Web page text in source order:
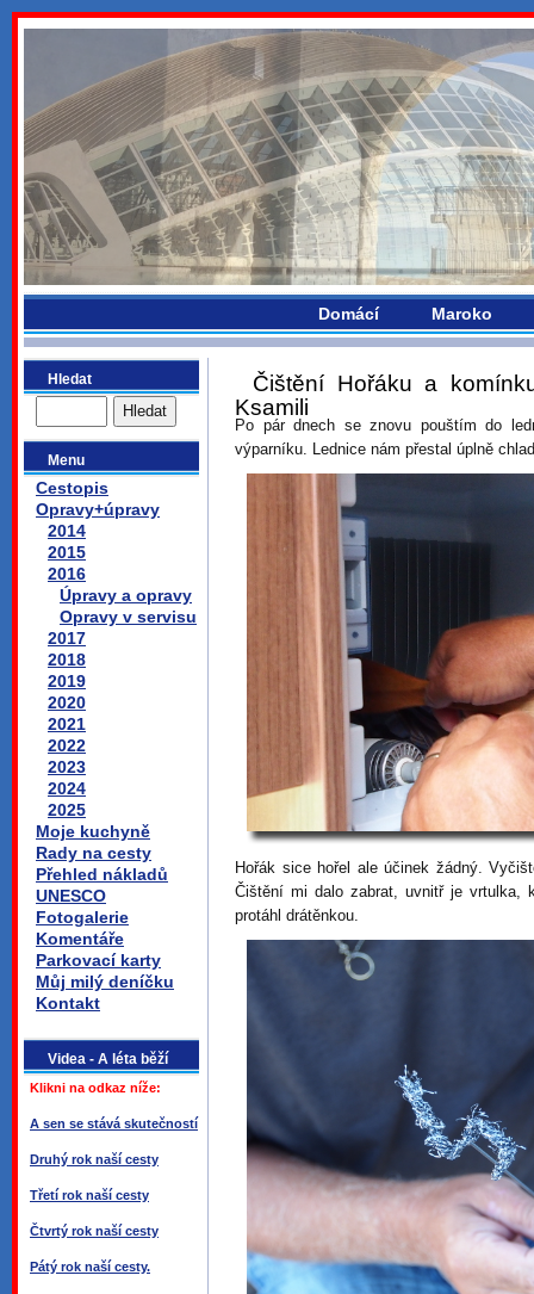
bydlikemevropou.com
Domácí Maroko
Hledat
Menu
Cestopis
Opravy+úpravy
2014
2015
2016
Úpravy a opravy
Opravy v servisu
2017
2018
2019
2020
2021
2022
2023
2024
2025
Moje kuchyně
Rady na cesty
Přehled nákladů
UNESCO
Fotogalerie
Komentáře
Parkovací karty
Můj milý deníčku
Kontakt
Videa - A léta běží
Klikni na odkaz níže:
A sen se stává skutečností
Druhý rok naší cesty
Třetí rok naší cesty
Čtvrtý rok naší cesty
Pátý rok naší cesty.
Čištění Hořáku a
Ksamili
Po pár dnech se znovu pouštím do
výparníku. Lednice nám přestal úplně
Hořák sice hořel ale účinek žádný.
Čištění mi dalo zabrat, uvnitř je vrtulka,
protáhl drátěnkou.